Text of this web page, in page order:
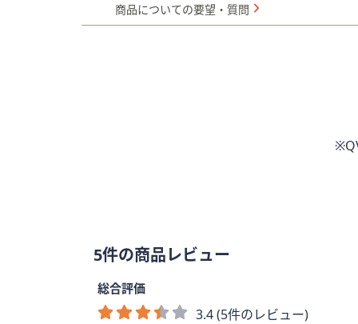
商品についての要望・質問
5件の商品レビュー
総合評価
3.4 (5件のレビュー)